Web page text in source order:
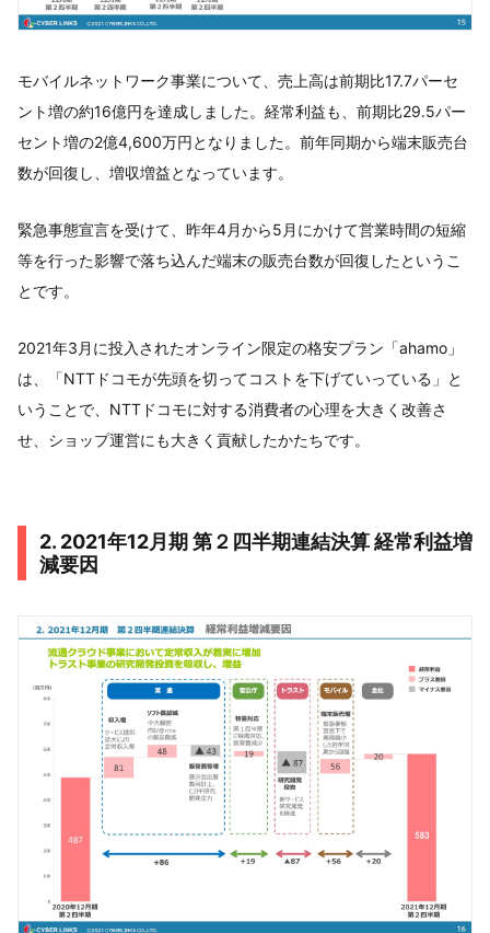
モバイルネットワーク事業について、売上高は前期比17.7パーセ
ント増の約16億円を達成しました。経常利益も、前期比29.5パー
セント増の2億4,600万円となりました。前年同期から端末販売台
数が回復し、増収増益となっています。
緊急事態宣言を受けて、昨年4月から5月にかけて営業時間の短縮
等を行った影響で落ち込んだ端末の販売台数が回復したというこ
とです。
2021年3月に投入されたオンライン限定の格安プラン「ahamo」
は、「NTTドコモが先頭を切ってコストを下げていっている」と
いうことで、NTTドコモに対する消費者の心理を大きく改善さ
せ、ショップ運営にも大きく貢献したかたちです。
2. 2021年12月期 第２四半期連結決算 経常利益増
減要因